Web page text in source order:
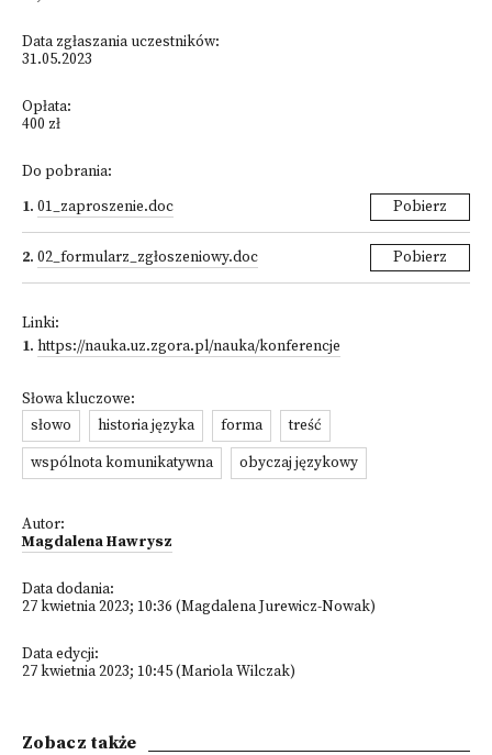
Data zgłaszania uczestników:
31.05.2023
Opłata:
400 zł
Do pobrania:
1. 01_zaproszenie.doc Pobierz
2. 02_formularz_zgłoszeniowy.doc Pobierz
Linki:
1. https://nauka.uz.zgora.pl/nauka/konferencje
Słowa kluczowe:
słowo
historia języka forma
treść
wspólnota komunikatywna
obyczaj językowy
Autor:
Magdalena Hawrysz
Data dodania:
27 kwietnia 2023; 10:36 (Magdalena Jurewicz-Nowak)
Data edycji:
27 kwietnia 2023; 10:45 (Mariola Wilczak)
Zobacz także